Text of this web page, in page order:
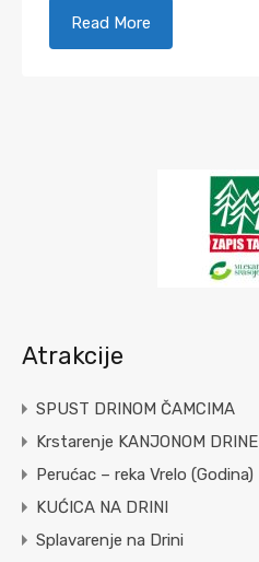
Read More
Atrakcije
SPUST DRINOM ČAMCIMA
Krstarenje KANJONOM DRINE
Perućac – reka Vrelo (Godina)
KUĆICA NA DRINI
Splavarenje na Drini